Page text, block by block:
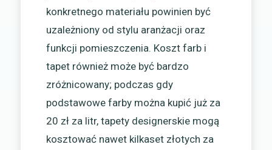
konkretnego materiału powinien być
uzależniony od stylu aranżacji oraz
funkcji pomieszczenia. Koszt farb i
tapet również może być bardzo
zróżnicowany; podczas gdy
podstawowe farby można kupić już za
20 zł za litr, tapety designerskie mogą
kosztować nawet kilkaset złotych za